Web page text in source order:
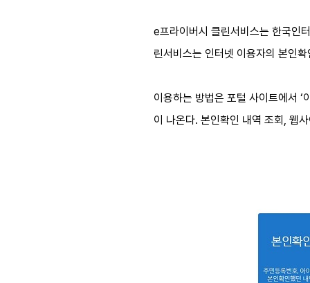
e프라이버시 클린서비스는 한국인
린서비스는 인터넷 이용자의 본인
이용하는 방법은 포털 사이트에서
이 나온다. 본인확인 내역 조회, 웹